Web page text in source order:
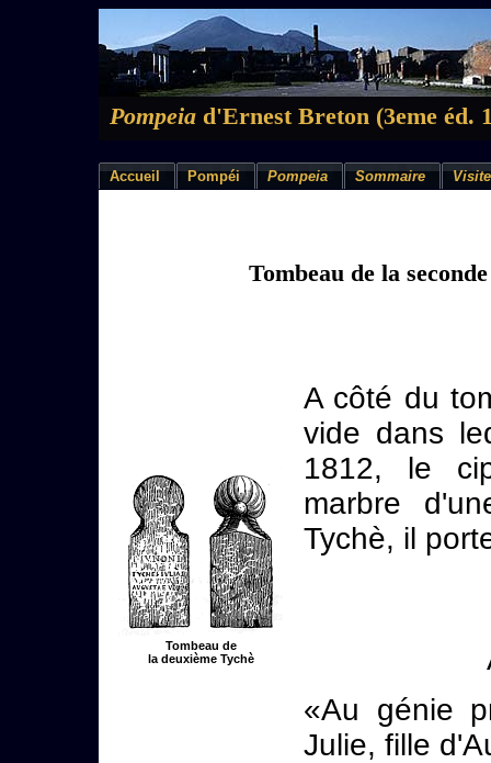
Pompeia d'Ernest Breton (3eme éd.
Accueil Pompéi Pompeia Sommaire Visite
Tombeau de la
Tombeau de
la deuxième Tychè
A côté du
vide dans
1812, le
marbre
Tychè, il
«Au génie
Julie, fille